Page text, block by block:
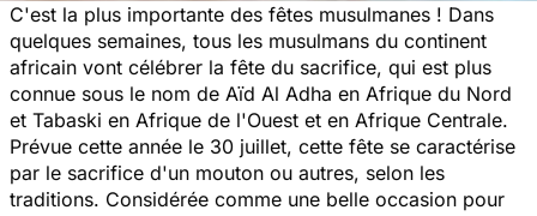
C'est la plus importante des fêtes musulmanes ! Dans
quelques semaines, tous les musulmans du continent
africain vont célébrer la fête du sacrifice, qui est plus
connue sous le nom de Aïd Al Adha en Afrique du Nord
et Tabaski en Afrique de l'Ouest et en Afrique Centrale.
Prévue cette année le 30 juillet, cette fête se caractérise
par le sacrifice d'un mouton ou autres, selon les
traditions. Considérée comme une belle occasion pour